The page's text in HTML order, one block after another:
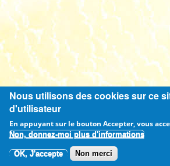
Nous utilisons des cookies sur ce
d'utilisateur
En appuyant sur le bouton Accepter, vous
Non, donnez-moi plus d'informations
OK, J'accepte Non merci